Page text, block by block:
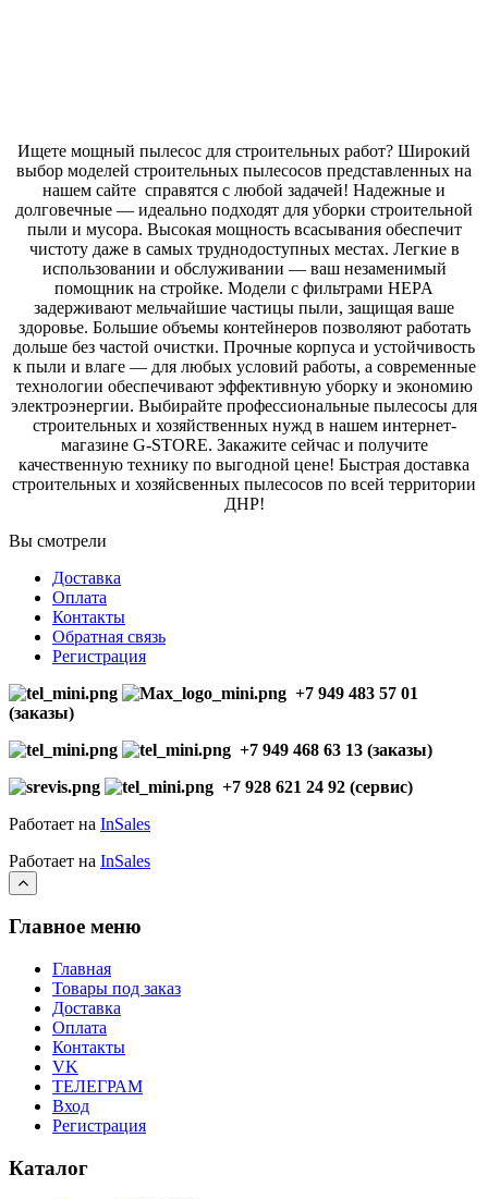
Ищете мощный пылесос для строительных работ? Широкий
выбор моделей строительных пылесосов представленных на
нашем сайте справятся с любой задачей! Надежные и
долговечные — идеально подходят для уборки строительной
пыли и мусора. Высокая мощность всасывания обеспечит
чистоту даже в самых труднодоступных местах. Легкие в
использовании и обслуживании — ваш незаменимый
помощник на стройке. Модели с фильтрами HEPA
задерживают мельчайшие частицы пыли, защищая ваше
здоровье. Большие объемы контейнеров позволяют работать
дольше без частой очистки. Прочные корпуса и устойчивость
к пыли и влаге — для любых условий работы, а современные
технологии обеспечивают эффективную уборку и экономию
электроэнергии. Выбирайте профессиональные пылесосы для
строительных и хозяйственных нужд в нашем интернет-
магазине G-STORE. Закажите сейчас и получите
качественную технику по выгодной цене! Быстрая доставка
строительных и хозяйсвенных пылесосов по всей территории
ДНР!
Вы смотрели
Доставка
Оплата
Контакты
Обратная связь
Регистрация
+7 949 483 57 01
(заказы)
+7 949 468 63 13 (заказы)
+7 928 621 24 92 (сервис)
Работает на InSales
Работает на InSales
Главное меню
Главная
Товары под заказ
Доставка
Оплата
Контакты
VK
ТЕЛЕГРАМ
Вход
Регистрация
Каталог